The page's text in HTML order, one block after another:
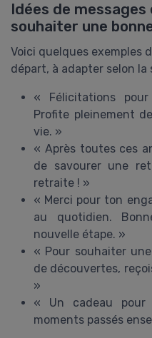
Idées de
souhaiter une
Voici quelques exemples
départ, à adapter selon la
« Félicitations
Profite pleinement
vie. »
« Après toutes ces
de savourer une
retraite ! »
« Merci pour ton
au quotidien.
nouvelle étape. »
« Pour souhaiter
de découvertes,
»
« Un cadeau
moments passés